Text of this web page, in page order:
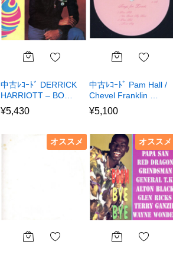
中古ﾚｺｰﾄﾞ DERRICK
HARRIOTT – BO…
¥5,430
中古ﾚｺｰﾄﾞ Pam Hall /
Chevel Franklin …
¥5,100
オススメ オススメ